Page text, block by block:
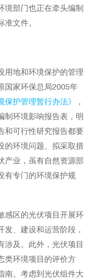
境部门也正在牵头编制
准文件。
用地和环境保护的管理
国家环保总局2005年
保护管理暂行办法》
，
制环境影响报告表，明
和可行性研究报告都要
的环境问题、拟采取措
产业，虽有自然资源部
有专门的环境保护规
感区的光伏项目开展环
、建设和运营阶段，
涉及。此外，光伏项目
类环境项目的评价方
南。考虑到光伏组件大